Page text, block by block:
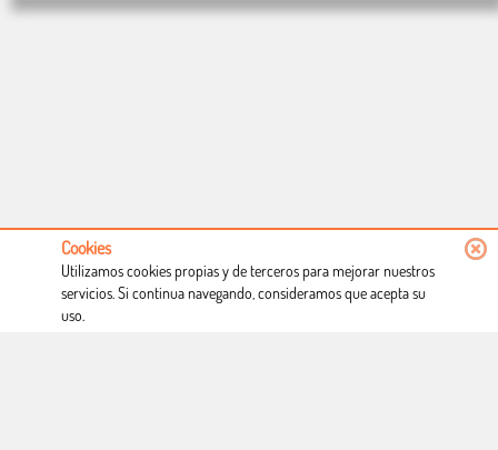
Condiciones de uso
Cookies
Utilizamos cookies propias y de terceros para mejorar nuestros
servicios. Si continua navegando, consideramos que acepta su
uso.